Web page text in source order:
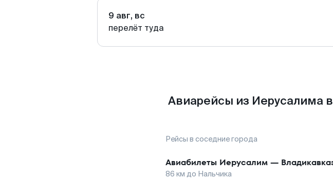
9 авг, вс
перелёт туда
Авиарейсы из Иерусалима
Рейсы в соседние города
Авиабилеты Иерусалим —
86 км до Нальчика